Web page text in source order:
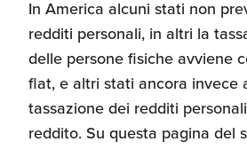
In America alcuni stati non
redditi personali, in altri la
delle persone fisiche avviene
flat, e altri stati ancora invece
tassazione dei redditi
reddito. Su questa pagina del